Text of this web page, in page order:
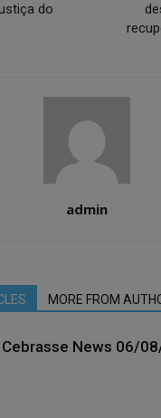
do
admin
MORE FROM
Cebrasse News 06/